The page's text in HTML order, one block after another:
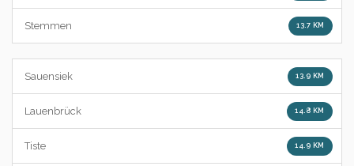
Stemmen 13.7 KM
Sauensiek 13.9 KM
Lauenbrück 14.8 KM
Tiste 14.9 KM